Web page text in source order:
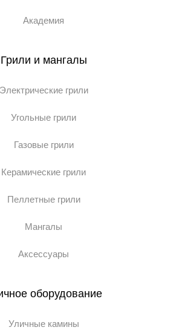
Академия
Грили и мангалы
Электрические грили
Угольные грили
Газовые грили
Керамические грили
Пеллетные грили
Мангалы
Аксессуары
оборудование
Уличные камины